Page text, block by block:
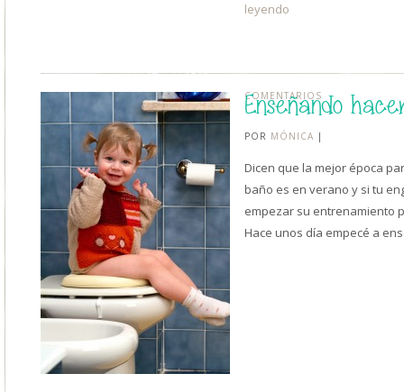
leyendo
COMENTARIOS
Enseñando
POR MÓNICA |
Dicen que la mejor época
baño es en verano y si tu
empezar su entrenamiento
Hace unos día empecé a